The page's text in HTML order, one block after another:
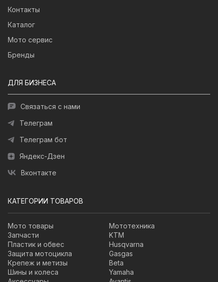
Контакты
Каталог
Мото сервис
Бренды
ДЛЯ БИЗНЕСА
Связаться с нами
Телеграм
Телеграм бот
Яндекс-Дзен
Вконтакте
КАТЕГОРИИ ТОВАРОВ
Мото товары
Запчасти
Пластик и обвес
Защита мотоцикла
Крепеж и метизы
Шины и колеса
Мототехника
KTM
Husqvarna
Gasgas
Beta
Yamaha